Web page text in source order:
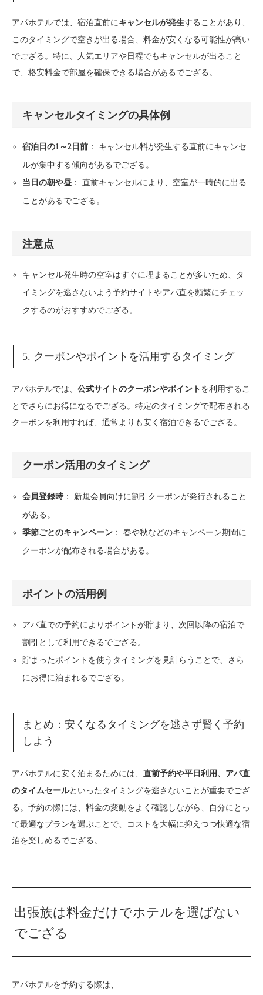
アパホテルでは、宿泊直前にキャンセルが発生することがあり、
このタイミングで空きが出る場合、料金が安くなる可能性が高い
でござる。特に、人気エリアや日程でもキャンセルが出ること
で、格安料金で部屋を確保できる場合があるでござる。
キャンセルタイミングの具体例
宿泊日の1～2日前 ： キャンセル料が発生する直前にキャンセ
ルが集中する傾向があるでござる。
当日の朝や昼 ： 直前キャンセルにより、空室が一時的に出る
ことがあるでござる。
注意点
キャンセル発生時の空室はすぐに埋まることが多いため、タ
イミングを逃さないよう予約サイトやアパ直を頻繁にチェッ
クするのがおすすめでござる。
5. クーポンやポイントを活用するタイミング
アパホテルでは、 公式サイトのクーポンやポイント を利用するこ
とでさらにお得になるでござる。特定のタイミングで配布される
クーポンを利用すれば、通常よりも安く宿泊できるでござる。
クーポン活用のタイミング
会員登録時 ： 新規会員向けに割引クーポンが発行されること
がある。
季節ごとのキャンペーン ： 春や秋などのキャンペーン期間に
クーポンが配布される場合がある。
ポイントの活用例
アパ直での予約によりポイントが貯まり、次回以降の宿泊で
割引として利用できるでござる。
貯まったポイントを使うタイミングを見計らうことで、さら
にお得に泊まれるでござる。
まとめ：安くなるタイミングを逃さず賢く予約
しよう
アパホテルに安く泊まるためには、 直前予約や平日利用、アパ直
のタイムセールといったタイミングを逃さないことが重要でござ
る。予約の際には、料金の変動をよく確認しながら、自分にとっ
て最適なプランを選ぶことで、コストを大幅に抑えつつ快適な宿
泊を楽しめるでござる。
出張族は料金だけでホテルを選ばない
でござる
アパホテルを予約する際は、